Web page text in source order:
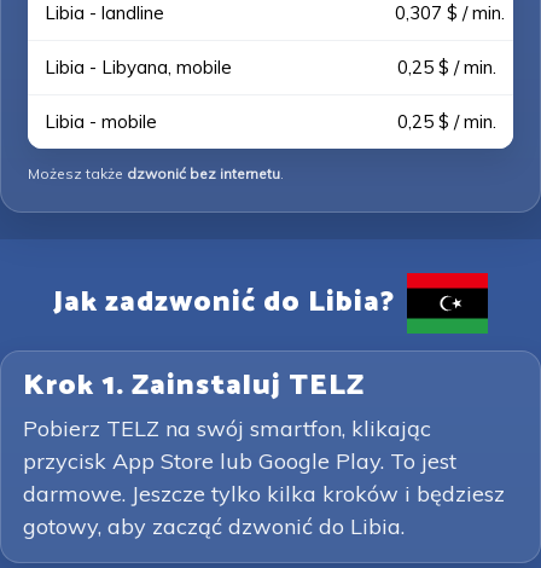
Libia - landline 0,307 $ / min.
Libia - Libyana, mobile 0,25 $ / min.
Libia - mobile 0,25 $ / min.
Możesz także dzwonić bez internetu.
Jak zadzwonić do Libia?
Krok 1. Zainstaluj TELZ
Pobierz TELZ na swój smartfon, klikając
przycisk App Store lub Google Play. To jest
darmowe. Jeszcze tylko kilka kroków i będziesz
gotowy, aby zacząć dzwonić do Libia.